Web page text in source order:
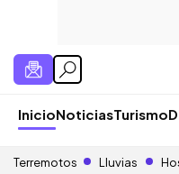
InicioNoticiasTurismo
Terremotos Lluvias